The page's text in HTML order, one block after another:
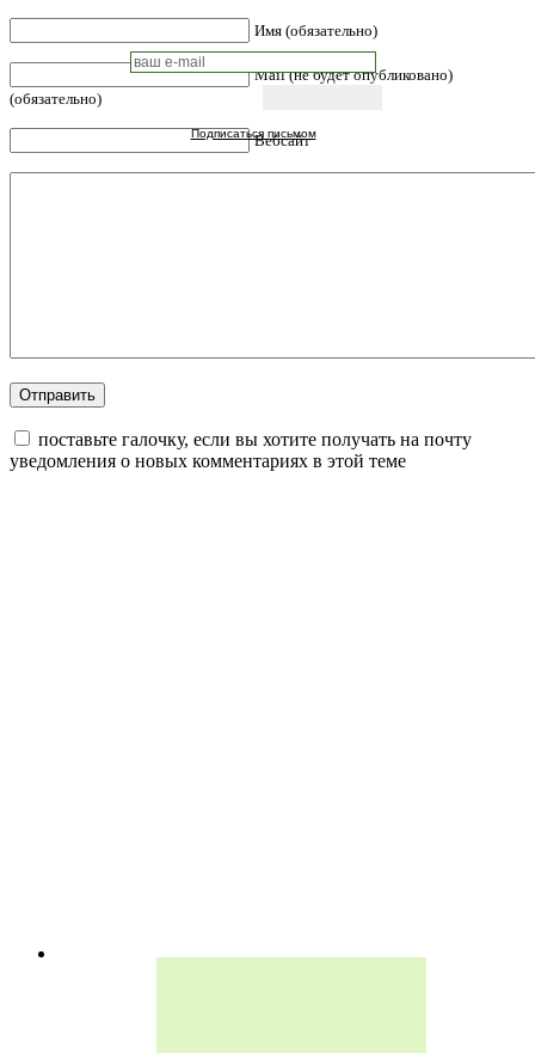
Подписаться письмом
Имя (обязательно)
Mail (не будет опубликовано)
(обязательно)
Вебсайт
поставьте галочку, если вы хотите получать на почту
уведомления о новых комментариях в этой теме